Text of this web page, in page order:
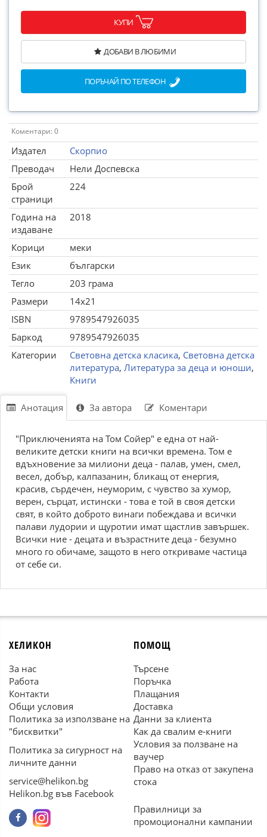
КУПИ
ДОБАВИ В ЛЮБИМИ
ПОРЪЧАЙ ПО ТЕЛЕФОН
Коментари: 0
Издател
Скорпио
Преводач
Нели Доспевска
Брой
страници
224
Година на
издаване
2018
Корици
меки
Език
български
Тегло
203 грама
Размери
14x21
ISBN
9789547926035
Баркод
9789547926035
Категории
Световна детска класика, Световна детска
литература, Литература за деца и юноши,
Книги
Анотация За автора Коментари
"Приключенията на Том Сойер" е една от най-
великите детски книги на всички времена. Том е
вдъхновение за милиони деца - палав, умен, смел,
весел, добър, калпазанин, бликащ от енергия,
красив, сърдечен, неуморим, с чувство за хумор,
верен, сърцат, истински - това е той в своя детски
свят, в който доброто винаги побеждава и всички
палави лудории и щуротии имат щастлив завършек.
Всички ние - децата и възрастните деца - безумно
много го обичаме, защото в него откриваме частица
от себе си.
ХЕЛИКОН
За нас
Работа
Контакти
Общи условия
Политика за използване на
"бисквитки"
Политика за сигурност на
личните данни
service@helikon.bg
Helikon.bg във Facebook
ПОМОЩ
Търсене
Поръчка
Плащания
Доставка
Данни за клиента
Как да свалим е-книги
Условия за ползване на
ваучер
Право на отказ от закупена
стока
Правилници за
промоционални кампании